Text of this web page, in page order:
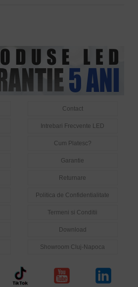
Contact
Intrebari Frecvente LED
Cum Platesc?
Garantie
Returnare
Politica de Confidentialitate
Termeni si Conditii
Download
Showroom Cluj-Napoca